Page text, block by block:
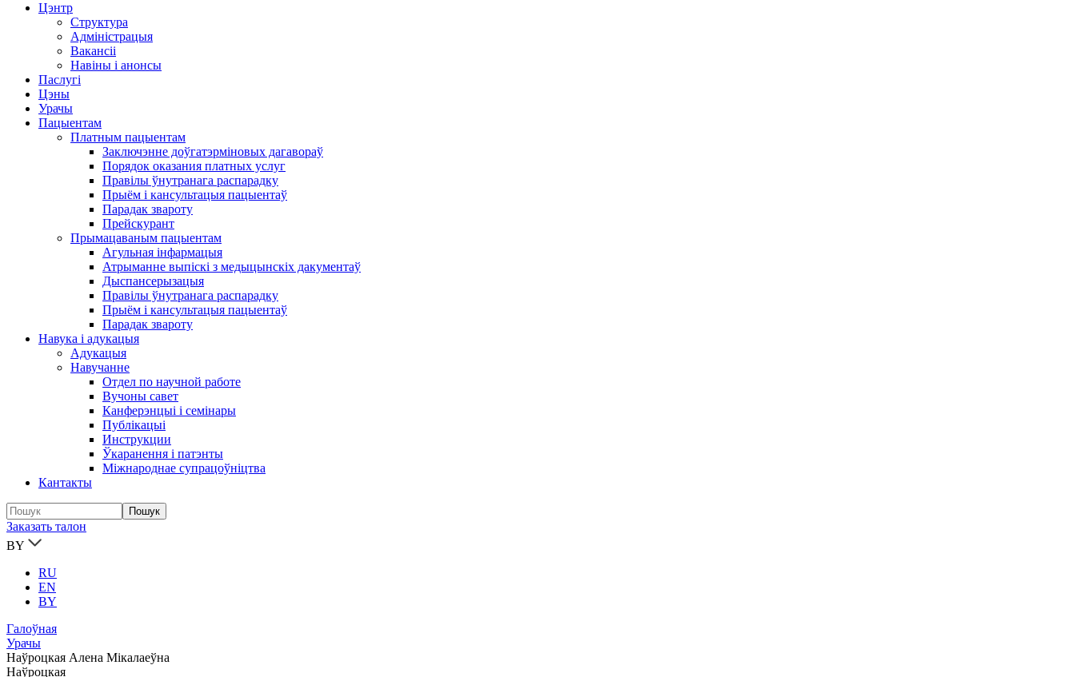
Цэнтр
Структура
Адміністрацыя
Вакансіі
Навіны і анонсы
Паслугі
Цэны
Урачы
Пацыентам
Платным пацыентам
Заключэнне доўгатэрміновых дагавораў
Порядок оказания платных услуг
Правілы ўнутранага распарадку
Прыём і кансультацыя пацыентаў
Парадак звароту
Прейскурант
Прымацаваным пацыентам
Агульная інфармацыя
Атрыманне выпіскі з медыцынскіх дакументаў
Дыспансерызацыя
Правілы ўнутранага распарадку
Прыём і кансультацыя пацыентаў
Парадак звароту
Навука і адукацыя
Адукацыя
Навучанне
Отдел по научной работе
Вучоны савет
Канферэнцыі і семінары
Публікацыi
Инструкции
Ўкаранення і патэнты
Міжнароднае супрацоўніцтва
Кантакты
Заказать талон
BY
RU
EN
BY
Галоўная
Урачы
Наўроцкая Алена Мікалаеўна
Наўроцкая